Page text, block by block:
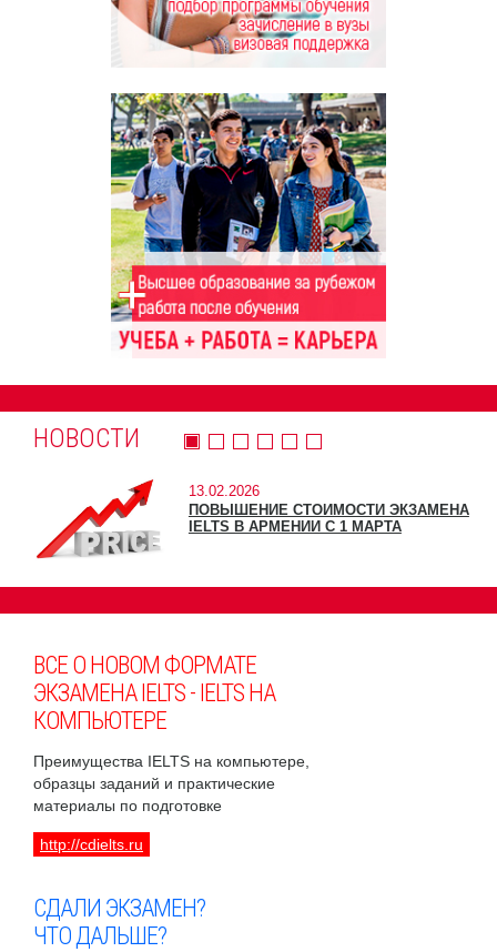
НОВОСТИ
13.02.2026
ПОВЫШЕНИЕ СТОИМОСТИ ЭКЗАМЕНА
IELTS В АРМЕНИИ С 1 МАРТА
ВСЕ О НОВОМ ФОРМАТЕ
ЭКЗАМЕНА IELTS - IELTS НА
КОМПЬЮТЕРЕ
Преимущества IELTS на компьютере,
образцы заданий и практические
материалы по подготовке
http://cdielts.ru
СДАЛИ ЭКЗАМЕН?
ЧТО ДАЛЬШЕ?